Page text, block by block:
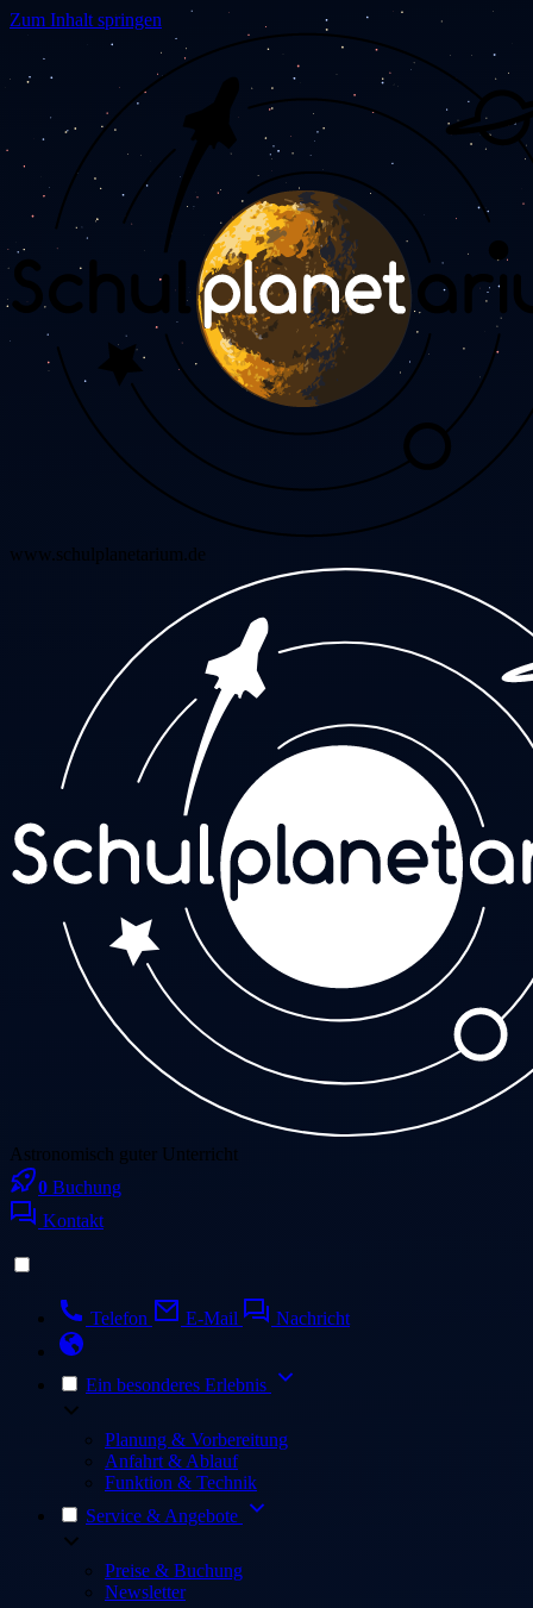
Zum Inhalt springen
www.schulplanetarium.de
Astronomisch guter Unterricht
0 Buchung
Kontakt
Telefon E-Mail Nachricht
Ein besonderes Erlebnis
Planung & Vorbereitung
Anfahrt & Ablauf
Funktion & Technik
Service & Angebote
Preise & Buchung
Newsletter